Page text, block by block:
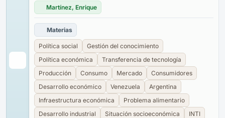
Martínez, Enrique
Materias
Política social
Gestión del conocimiento
Política económica
Transferencia de tecnología
Producción
Consumo Mercado
Consumidores
Desarrollo económico
Venezuela
Argentina
Infraestructura económica
Problema alimentario
Desarrollo industrial
Situación socioeconómica
INTI